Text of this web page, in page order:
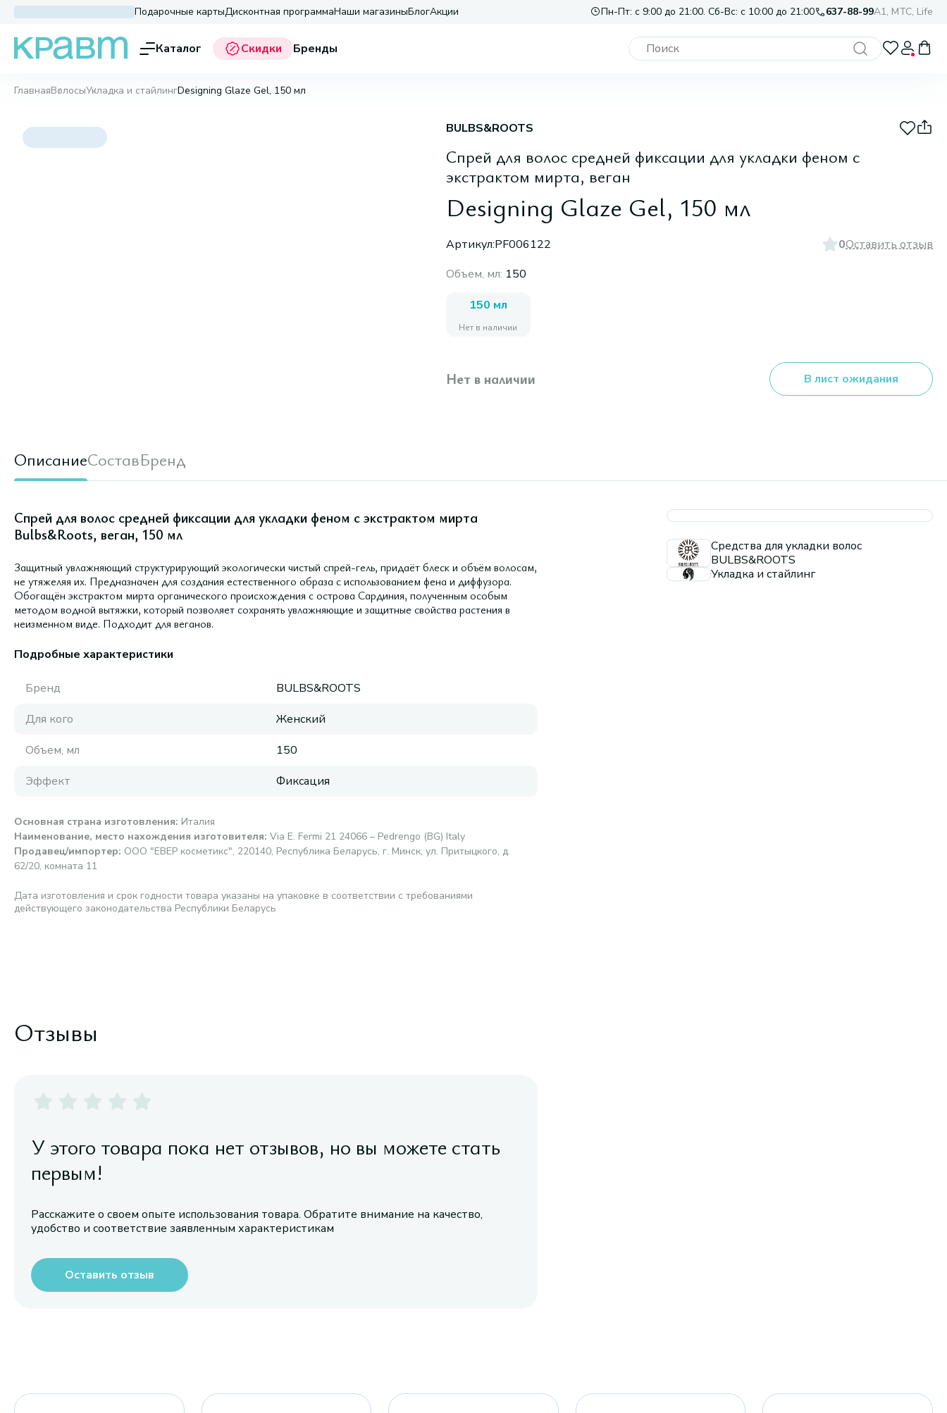
Подарочные картыДисконтная программаНаши магазиныБлогАкции Пн-Пт: с 9:00 до 21:00. Сб-Вс: с 10:00 до 21:00 637-88-99A1, МТС, Life
Каталог Скидки Бренды
ГлавнаяВолосыУкладка и стайлингDesigning Glaze Gel, 150 мл
BULBS&ROOTS
Спрей для волос средней фиксации для укладки феном с
экстрактом мирта, веган
Designing Glaze Gel, 150 мл
Артикул:PF006122 0Оставить отзыв
Объем, мл: 150
150 мл
Нет в наличии
Нет в наличии В лист ожидания
ОписаниеСоставБренд
Спрей для волос средней фиксации для укладки феном с экстрактом мирта
Bulbs&Roots, веган, 150 мл
Защитный увлажняющий структурирующий экологически чистый спрей-гель, придаёт блеск и объём волосам,
не утяжеляя их. Предназначен для создания естественного образа с использованием фена и диффузора.
Обогащён экстрактом мирта органического происхождения с острова Сардиния, полученным особым
методом водной вытяжки, который позволяет сохранять увлажняющие и защитные свойства растения в
неизменном виде. Подходит для веганов.
Подробные характеристики
Бренд
BULBS&ROOTS
Для кого
Женский
Объем, мл
150
Эффект
Фиксация
Основная страна изготовления: Италия
Наименование, место нахождения изготовителя: Via E. Fermi 21 24066 – Pedrengo (BG) Italy
Продавец/импортер: ООО "ЕВЕР косметикс", 220140, Республика Беларусь, г. Минск, ул. Притыцкого, д.
62/20, комната 11
Дата изготовления и срок годности товара указаны на упаковке в соответствии с требованиями
действующего законодательства Республики Беларусь
Средства для укладки волос
BULBS&ROOTS
Укладка и стайлинг
Отзывы
У этого товара пока нет отзывов, но вы можете стать
первым!
Расскажите о своем опыте использования товара. Обратите внимание на качество,
удобство и соответствие заявленным характеристикам
Оставить отзыв